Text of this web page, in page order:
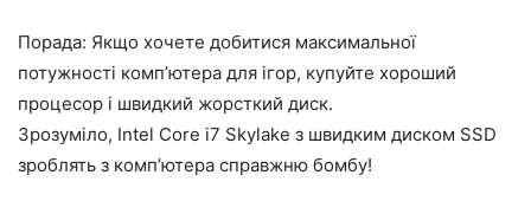
Порада: Якщо хочете добитися максимальної
потужності комп’ютера для ігор, купуйте хороший
процесор і швидкий жорсткий диск.
Зрозуміло, Intel Core i7 Skylake з швидким диском SSD
зроблять з комп’ютера справжню бомбу!